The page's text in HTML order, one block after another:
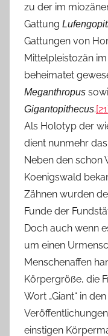
zu der im
Gattung
Gattungen von
Mittelpleistozän
beheimatet
Meganthropus
Gigantopithecus.
Als Holotyp der
dient nunmehr
Neben den schon
Koenigswald
Zähnen wurden
Funde der
Doch auch wenn
um einen
Menschenaffen
Körpergröße, die
Wort „Giant“ in
einstigen